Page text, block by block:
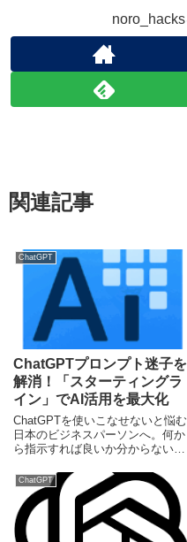
関連記事
ChatGPT
ChatGPTプロンプト迷子を
解消！「スターティングラ
イン」でAI活用を最大化
ChatGPTを使いこなせないと悩む
日本のビジネスパーソンへ。何か
ら指示すれば良いか分からない時
ン・プロンプト」の概念と具体的
な活用法を解説。AIの潜在能力を
引き出し、生産性を飛躍的に向上
させるための実践的なアプローチ
を紹介します。
ChatGPT